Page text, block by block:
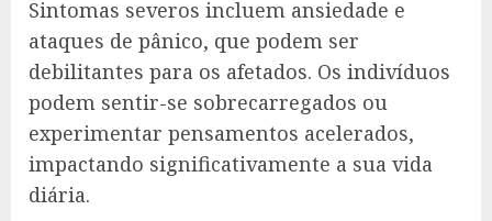
Sintomas severos incluem ansiedade e
ataques de pânico, que podem ser
debilitantes para os afetados. Os indivíduos
podem sentir-se sobrecarregados ou
experimentar pensamentos acelerados,
impactando significativamente a sua vida
diária.